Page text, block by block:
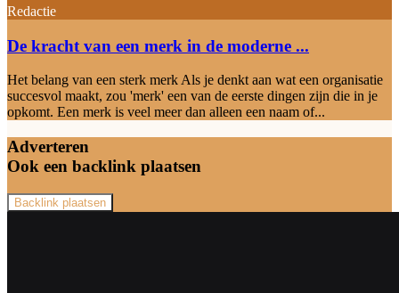
Redactie
De kracht van een merk in de moderne ...
Het belang van een sterk merk Als je denkt aan wat een organisatie
succesvol maakt, zou 'merk' een van de eerste dingen zijn die in je
opkomt. Een merk is veel meer dan alleen een naam of...
Adverteren
Ook een backlink plaatsen
Backlink plaatsen